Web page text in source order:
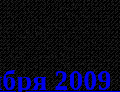
2009